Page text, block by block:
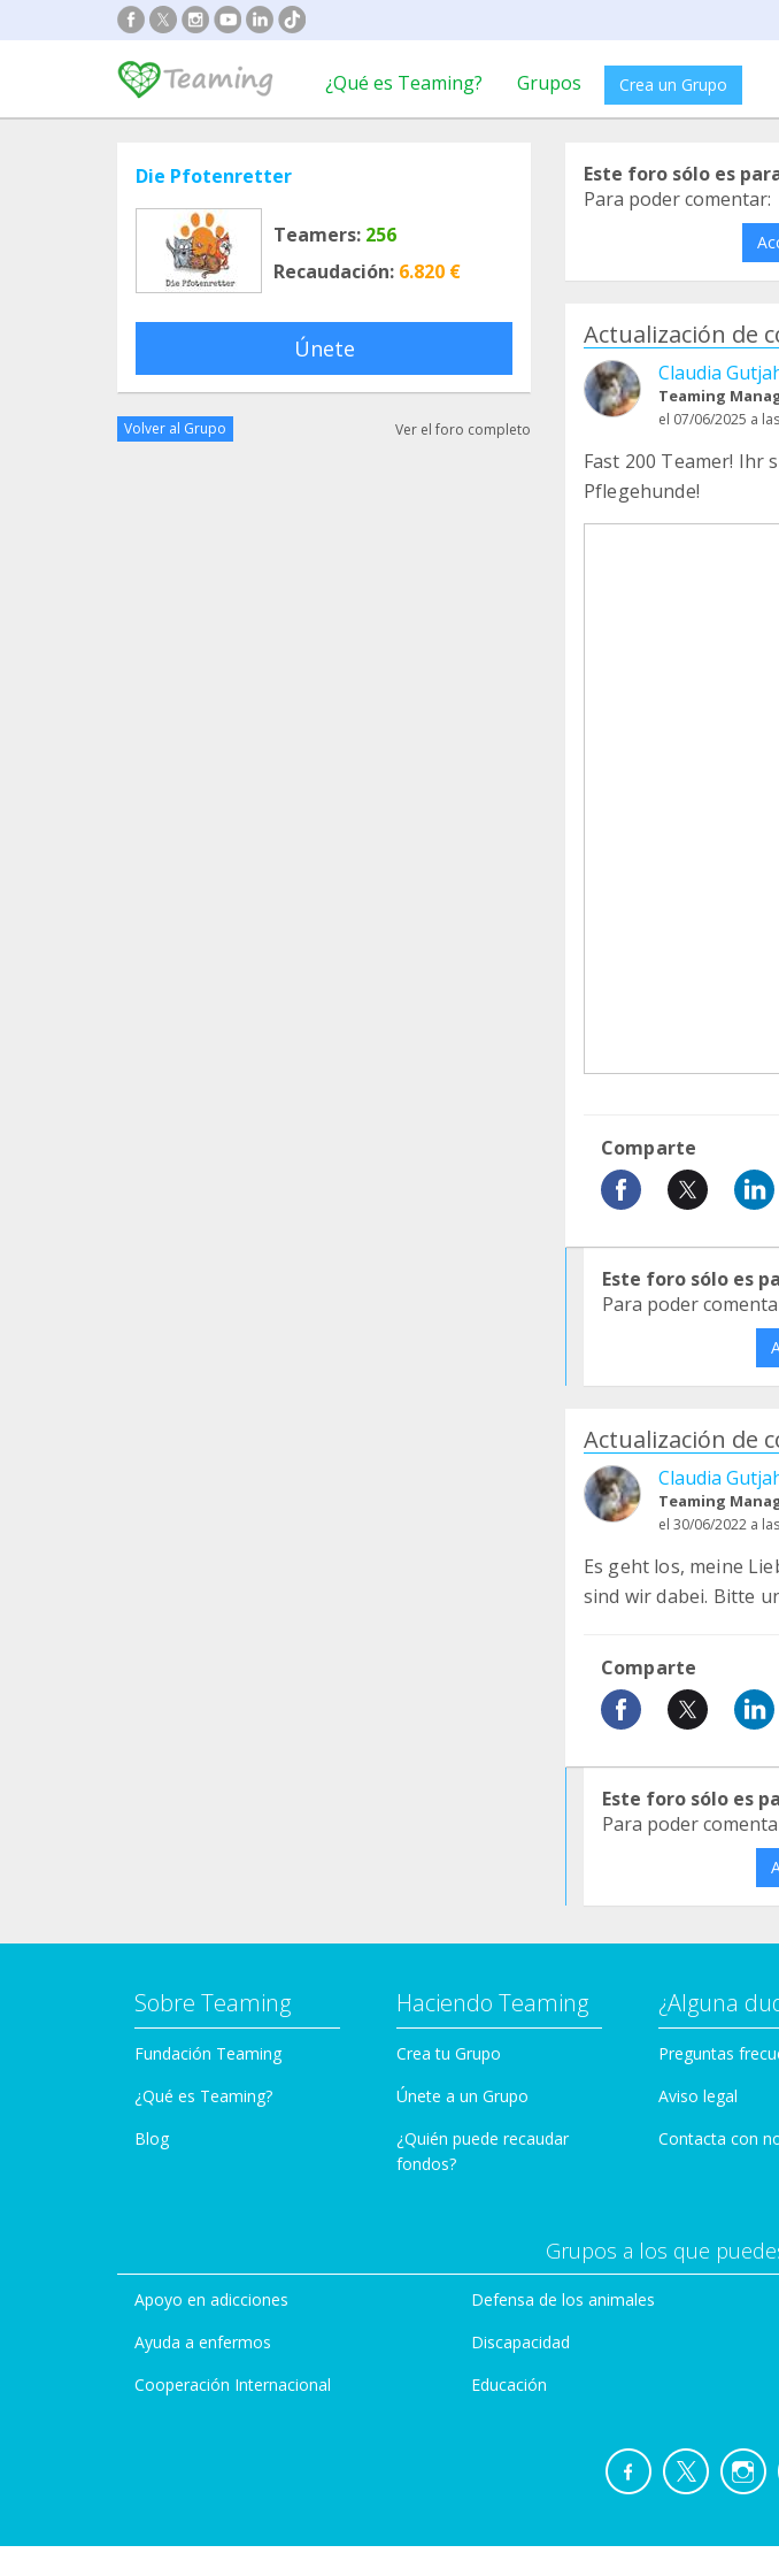
¿Qué es Teaming? Grupos Crea un Grupo
Die Pfotenretter
Teamers: 256
Recaudación: 6.820 €
Únete
Volver al Grupo Ver el foro completo
Este foro sólo es
Para poder comentar:
Actualización de
Claudia
Teaming
el 07/06/2025 a
Fast 200 Teamer! Ihr
Pflegehunde!
Comparte
Este foro sólo es
Para poder
Actualización de
Claudia
Teaming
el 30/06/2022 a
Es geht los, meine
sind wir dabei. Bitte
Comparte
Este foro sólo es
Para poder
Sobre Teaming
Fundación Teaming
¿Qué es Teaming?
Blog
Haciendo Teaming
Crea tu Grupo
Únete a un Grupo
¿Quién puede recaudar
fondos?
¿Alguna
Preguntas
Aviso legal
Contacta con
Grupos a los que
Apoyo en adicciones
Ayuda a enfermos
Cooperación Internacional
Defensa de los animales
Discapacidad
Educación